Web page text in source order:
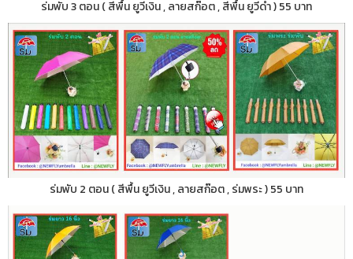
ร่มพับ 3 ตอน ( สีพื้น ยูวีเงิน , ลายสก๊อต , สีพื้น ยูวีดำ ) 55 บาท
ร่มพับ 2 ตอน ( สีพื้น ยูวีเงิน , ลายสก๊อต , ร่มพระ ) 55 บาท